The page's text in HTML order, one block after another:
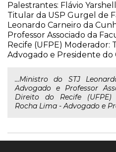
Palestrantes: Flávio
Titular da USP Gurgel de
Leonardo Carneiro da
Professor Associado da
Recife (UFPE) Moderador:
Advogado e Presidente do
...Ministro do STJ
Advogado e Professor
Direito do Recife (UFPE)
Rocha Lima - Advogado e